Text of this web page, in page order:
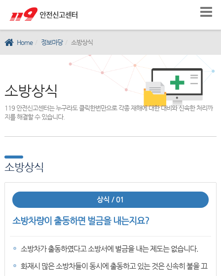
Home 정보마당 소방상식
소방상식
119 안전신고센터는 누구라도 클릭한번만으로 각종 재해에 대한 대비와 신속한 처리까
지를 해결할 수 있습니다.
소방상식
상식 / 01
소방차량이 출동하면 벌금을 내는지요?
소방차가 출동하였다고 소방서에 벌금을 내는 제도는 없습니다.
화재시 많은 소방차들이 동시에 출동하고 있는 것은 신속히 불을 끄